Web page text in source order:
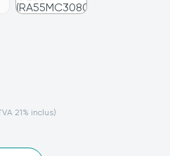
21% inclus)